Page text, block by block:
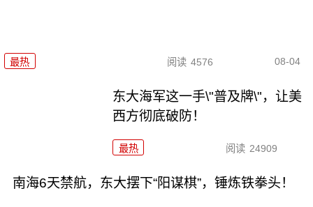
最热 阅读 4576 08-04
东大海军这一手\"普及牌\"，让美
西方彻底破防！
最热 阅读 24909
南海6天禁航，东大摆下“阳谋棋”，锤炼铁拳头！